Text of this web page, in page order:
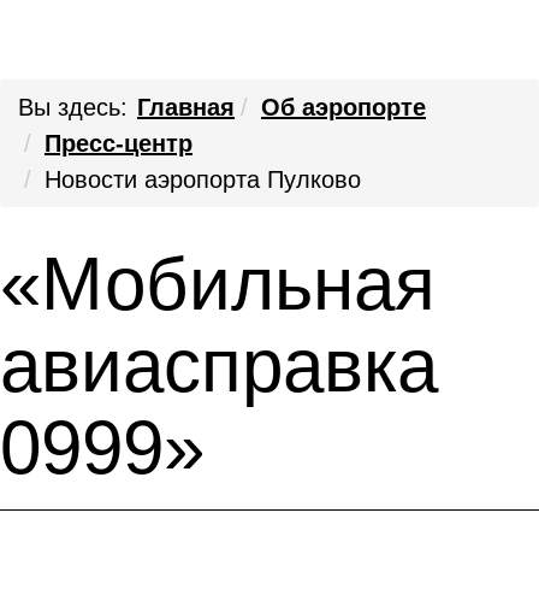
Вы здесь: Главная
Об аэропорте
Пресс-центр
Новости аэропорта Пулково
«Мобильная
авиасправка
0999»